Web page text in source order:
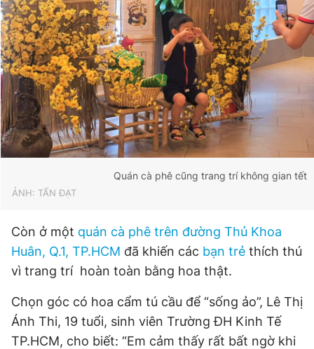
Quán cà phê cũng trang trí không gian tết
ẢNH: TẤN ĐẠT
Còn ở một quán cà phê trên đường Thủ Khoa
Huân, Q.1, TP.HCM đã khiến các bạn trẻ thích thú
vì trang trí hoàn toàn bằng hoa thật.
Chọn góc có hoa cẩm tú cầu để “sống ảo”, Lê Thị
Ánh Thi, 19 tuổi, sinh viên Trường ĐH Kinh Tế
TP.HCM, cho biết: “Em cảm thấy rất bất ngờ khi